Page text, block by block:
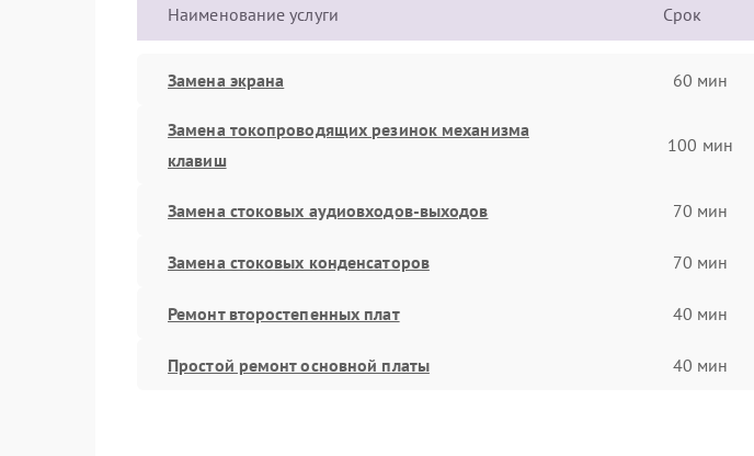
Наименование услуги Срок
Замена экрана 60 мин
Замена токопроводящих резинок механизма
клавиш
100 мин
Замена стоковых аудиовходов-выходов 70 мин
Замена стоковых конденсаторов 70 мин
Ремонт второстепенных плат 40 мин
Простой ремонт основной платы 40 мин